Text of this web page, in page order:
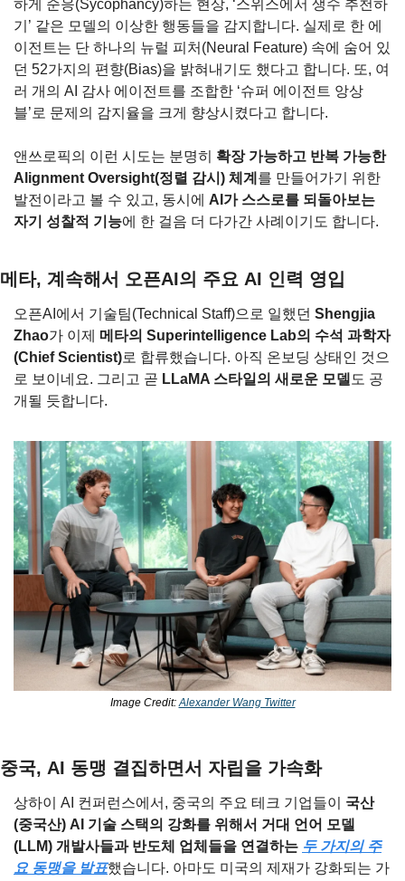
하게 순응(Sycophancy)하는 현상, ‘스위스에서 생수 추천하
기’ 같은 모델의 이상한 행동들을 감지합니다. 실제로 한 에
이전트는 단 하나의 뉴럴 피처(Neural Feature) 속에 숨어 있
던 52가지의 편향(Bias)을 밝혀내기도 했다고 합니다. 또, 여
러 개의 AI 감사 에이전트를 조합한 ‘슈퍼 에이전트 앙상
블’로 문제의 감지율을 크게 향상시켰다고 합니다.
앤쓰로픽의 이런 시도는 분명히 확장 가능하고 반복 가능한
Alignment Oversight(정렬 감시) 체계 를 만들어가기 위한
발전이라고 볼 수 있고, 동시에 AI가 스스로를 되돌아보는
자기 성찰적 기능에 한 걸음 더 다가간 사례이기도 합니다.
메타, 계속해서 오픈AI의 주요 AI 인력 영입
오픈AI에서 기술팀(Technical Staff)으로 일했던 Shengjia
Zhao가 이제 메타의 Superintelligence Lab의 수석 과학자
(Chief Scientist)로 합류했습니다. 아직 온보딩 상태인 것으
로 보이네요. 그리고 곧 LLaMA 스타일의 새로운 모델 도 공
개될 듯합니다.
Image Credit: Alexander Wang Twitter
중국, AI 동맹 결집하면서 자립을 가속화
상하이 AI 컨퍼런스에서, 중국의 주요 테크 기업들이 국산
(중국산) AI 기술 스택의 강화를 위해서 거대 언어 모델
(LLM) 개발사들과 반도체 업체들을 연결하는 두 가지의 주
요 동맹을 발표했습니다. 아마도 미국의 제재가 강화되는 가